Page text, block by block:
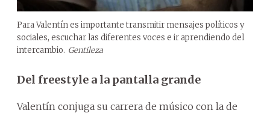
Para Valentín es importante transmitir mensajes políticos y
sociales, escuchar las diferentes voces e ir aprendiendo del
intercambio. Gentileza
Del freestyle a la pantalla grande
Valentín conjuga su carrera de músico con la de